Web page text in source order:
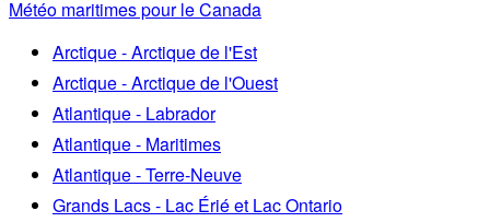
Météo maritimes pour le Canada
Arctique - Arctique de l'Est
Arctique - Arctique de l'Ouest
Atlantique - Labrador
Atlantique - Maritimes
Atlantique - Terre-Neuve
Grands Lacs - Lac Érié et Lac Ontario